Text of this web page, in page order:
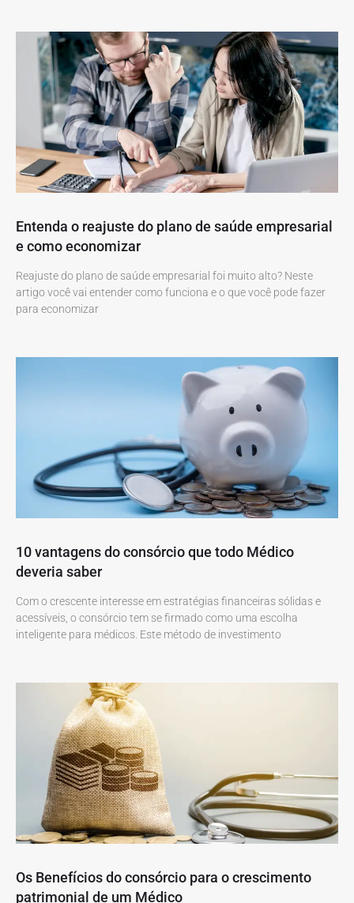
Entenda o reajuste do plano de saúde empresarial
e como economizar
Reajuste do plano de saúde empresarial foi muito alto? Neste
artigo você vai entender como funciona e o que você pode fazer
para economizar
10 vantagens do consórcio que todo Médico
deveria saber
Com o crescente interesse em estratégias financeiras sólidas e
acessíveis, o consórcio tem se firmado como uma escolha
inteligente para médicos. Este método de investimento
Os Benefícios do consórcio para o crescimento
patrimonial de um Médico